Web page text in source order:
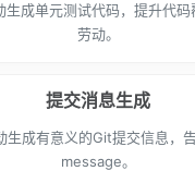
生成单元测试代码，提升代
劳动。
提交消息生成
生成有意义的Git提交信息，
message。